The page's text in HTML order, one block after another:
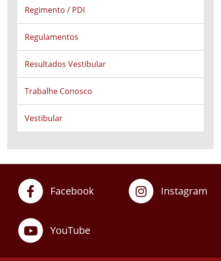
Regimento / PDI
Regulamentos
Resultados Vestibular
Trabalhe Conosco
Vestibular
Facebook Instagram
YouTube